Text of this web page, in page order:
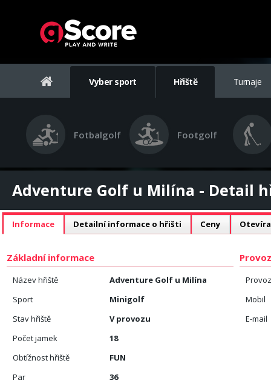
Vyber sport Hřiště Turnaje
Fotbalgolf Footgolf
Adventure Golf u Milína - Detail
Informace Detailní informace o hřišti Ceny
Základní informace
Název hřiště
Adventure Golf u Milína
Sport
Minigolf
Stav hřiště
V provozu
Počet jamek
18
Obtížnost hřiště
FUN
Par
36
Mobil
E-mail